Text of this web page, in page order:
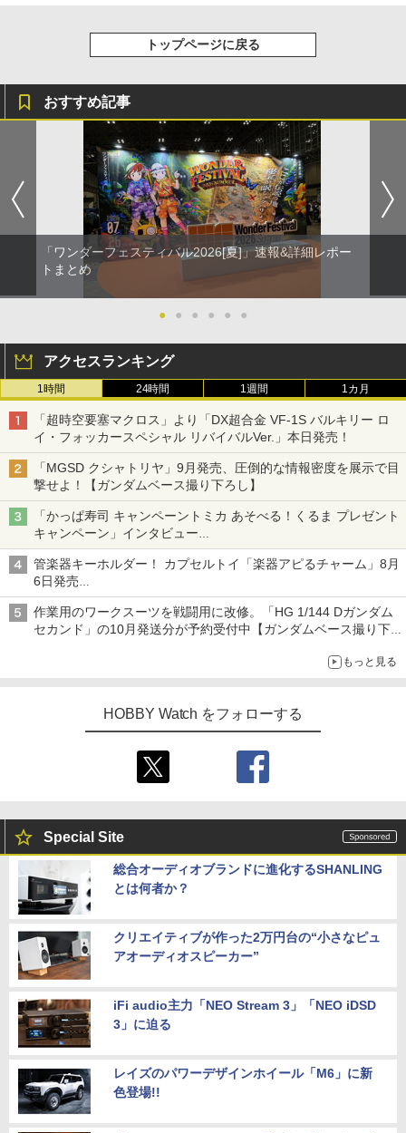
トップページに戻る
おすすめ記事
「ワンダーフェスティバル2026[夏]」速報&詳細レポー
トまとめ
● ● ● ● ● ●
アクセスランキング
1時間 24時間 1週間 1カ月
「超時空要塞マクロス」より「DX超合金 VF-1S バルキリー ロ
イ・フォッカースペシャル リバイバルVer.」本日発売！
「MGSD クシャトリヤ」9月発売、圧倒的な情報密度を展示で目
撃せよ！【ガンダムベース撮り下ろし】
「かっぱ寿司 キャンペーントミカ あそべる！くるま プレゼント
キャンペーン」インタビュー
子どもが楽しめるかっぱ寿司ならではの体験とコラボの楽しさを
追求
管楽器キーホルダー！ カプセルトイ「楽器アピるチャーム」8月
6日発売
チューバ、テナサクなど5種各3色
作業用のワークスーツを戦闘用に改修。「HG 1/144 Dガンダム
セカンド」の10月発送分が予約受付中【ガンダムベース撮り下
もっと見る
HOBBY Watch をフォローする
Special Site
総合オーディオブランドに進化するSHANLING
とは何者か？
クリエイティブが作った2万円台の“小さなピュ
アオーディオスピーカー”
iFi audio主力「NEO Stream 3」「NEO iDSD
3」に迫る
レイズのパワーデザインホイール「M6」に新
色登場!!